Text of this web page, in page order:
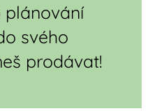
plánování
svého
prodávat!